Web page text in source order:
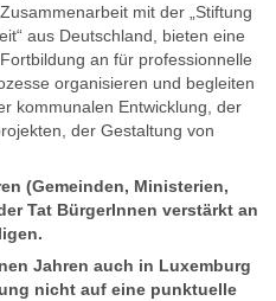
mit der „Stiftung
aus Deutschland, bieten eine
an für professionnelle
organisieren und begleiten
kommunalen Entwicklung, der
der Gestaltung von
(Gemeinden, Ministerien,
Tat BürgerInnen verstärkt an
Jahren auch in Luxemburg
nicht auf eine punktuelle